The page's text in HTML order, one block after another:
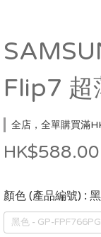
Flip7 超
全店，全單購買滿
HK$588.00
顏色 (產品編號) :
黑色 - GP-